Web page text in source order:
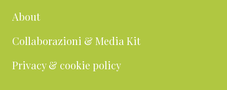
About
Collaborazioni & Media Kit
Privacy & cookie policy